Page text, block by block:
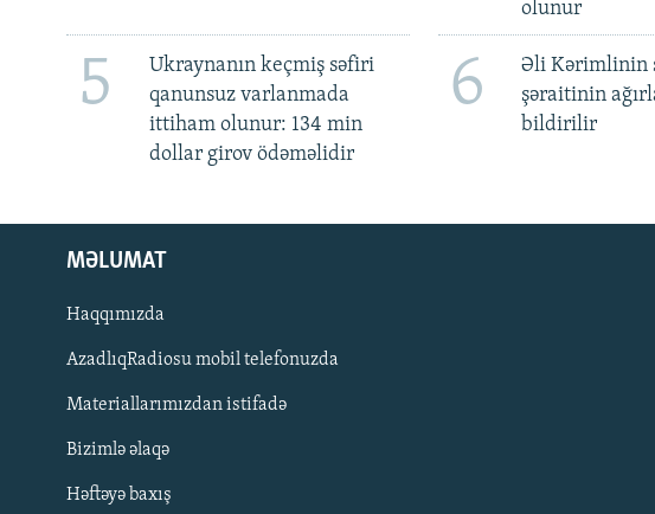
olunur
5
Ukraynanın keçmiş səfiri
qanunsuz varlanmada
ittiham olunur: 134 min
dollar girov ödəməlidir
6
Əli Kərimlinin
şəraitinin
bildirilir
MƏLUMAT
Haqqımızda
AzadlıqRadiosu mobil telefonuzda
Materiallarımızdan istifadə
Bizimlə əlaqə
Həftəyə baxış